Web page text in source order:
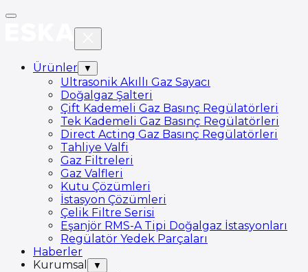
Ürünler ▼
Ultrasonik Akıllı Gaz Sayacı
Doğalgaz Şalteri
Çift Kademeli Gaz Basınç Regülatörleri
Tek Kademeli Gaz Basınç Regülatörleri
Direct Acting Gaz Basınç Regülatörleri
Tahliye Valfi
Gaz Filtreleri
Gaz Valfleri
Kutu Çözümleri
İstasyon Çözümleri
Çelik Filtre Serisi
Eşanjör RMS-A Tipi Doğalgaz İstasyonları
Regülatör Yedek Parçaları
Haberler
Kurumsal
▼